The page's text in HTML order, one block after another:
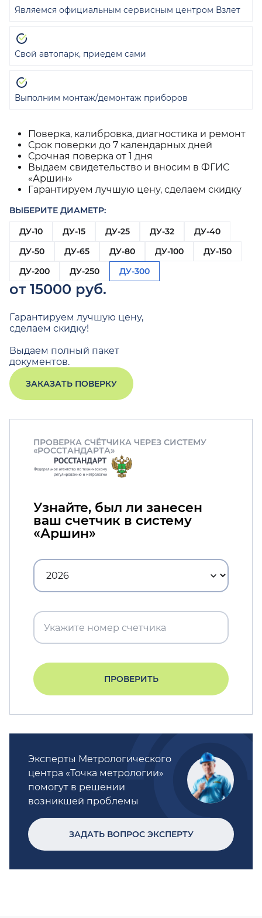
Поверка, калибровка, диагностика и ремонт
Срок поверки до 7 календарных дней
Срочная поверка от 1 дня
Выдаем свидетельство и вносим в ФГИС
«Аршин»
Гарантируем лучшую цену, сделаем скидку
ВЫБЕРИТЕ ДИАМЕТР:
ДУ-10
ДУ-15 ДУ-25 ДУ-32
ДУ-40
ДУ-50
ДУ-65 ДУ-80 ДУ-100
ДУ-150
ДУ-200
ДУ-250 ДУ-300
от 15000 руб.
Гарантируем лучшую цену,
сделаем скидку!
Выдаем полный пакет
документов.
ЗАКАЗАТЬ ПОВЕРКУ
Являемся официальным сервисным центром Взлет
Свой автопарк, приедем сами
Выполним монтаж/демонтаж приборов
ПРОВЕРКА СЧЁТЧИКА ЧЕРЕЗ СИСТЕМУ
«РОССТАНДАРТА»
Узнайте, был ли занесен
ваш счетчик в систему
«Аршин»
ПРОВЕРИТЬ
Эксперты Метрологического
центра «Точка метрологии»
помогут в решении
возникшей проблемы
ЗАДАТЬ ВОПРОС ЭКСПЕРТУ